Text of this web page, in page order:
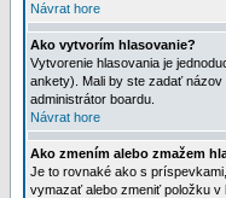
Návrat hore
Ako vytvorím hlasovanie?
Vytvorenie hlasovania je
ankety). Mali by ste zadať
administrátor boardu.
Návrat hore
Ako zmením alebo zmažem
Je to rovnaké ako s
vymazať alebo zmeniť položku v